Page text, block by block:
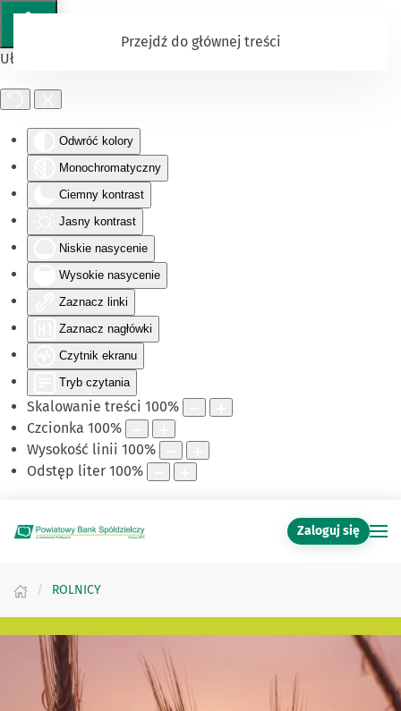
Ułatwienia dostępu
Odwróć kolory
Monochromatyczny
Ciemny kontrast
Jasny kontrast
Niskie nasycenie
Wysokie nasycenie
Zaznacz linki
Zaznacz nagłówki
Czytnik ekranu
Tryb czytania
Skalowanie treści 100%
Czcionka 100%
Wysokość linii 100%
Odstęp liter 100%
Przejdź do głównej treści
Zaloguj się
ROLNICY
Sprawdź, co przygotowaliśmy dla